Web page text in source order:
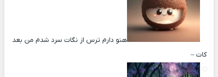
هنو دارم ترس از نگات سرد شدم من بعد
کات –